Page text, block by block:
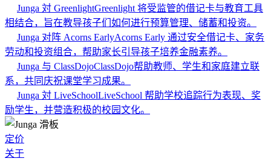
Junga 対 GreenlightGreenlight 将受监管的借记卡与教育工具
相结合，旨在教导孩子们如何进行预算管理、储蓄和投资。
Junga 对阵 Acorns EarlyAcorns Early 通过安全借记卡、家务
劳动和投资组合，帮助家长引导孩子培养金融素养。
Junga 与 ClassDojoClassDojo帮助教师、学生和家庭建立联
系，共同庆祝课堂学习成果。
Junga 対 LiveSchoolLiveSchool 帮助学校追踪行为表现、奖
励学生，并营造积极的校园文化。
定价
关于